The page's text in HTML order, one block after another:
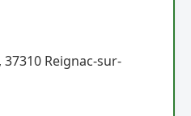
Reignac-sur-